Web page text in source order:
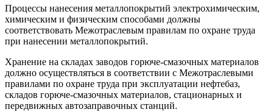
Процессы нанесения металлопокрытий электрохимическим,
химическим и физическим способами должны
соответствовать Межотраслевым правилам по охране труда
при нанесении металлопокрытий.
Хранение на складах заводов горюче-смазочных материалов
должно осуществляться в соответствии с Межотраслевыми
правилами по охране труда при эксплуатации нефтебаз,
складов горюче-смазочных материалов, стационарных и
передвижных автозаправочных станций.